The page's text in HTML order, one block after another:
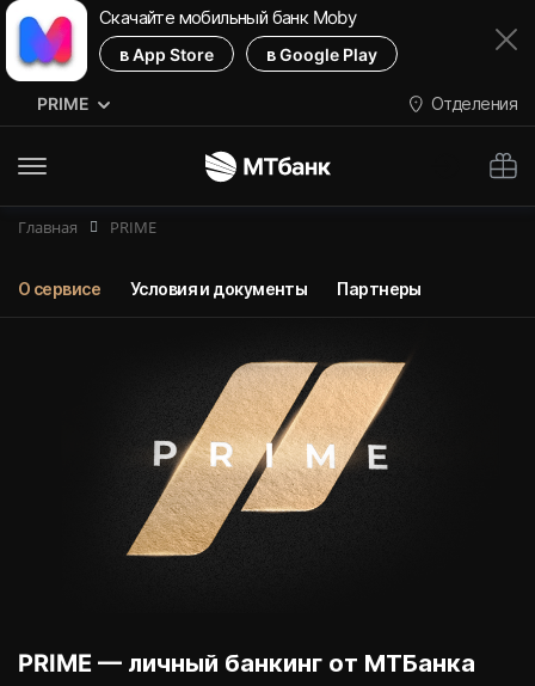
Скачайте мобильный банк Moby
в App Store в Google Play
PRIME Отделения
Главная PRIME
PRIME — личный банкинг от МТБанка
О сервисе Условия и документы Партнеры